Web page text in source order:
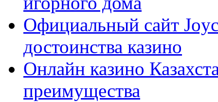
Официальный сайт
достоинства казино
Онлайн казино
преимущества